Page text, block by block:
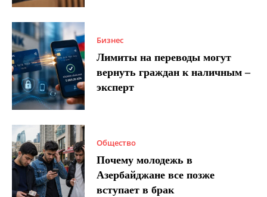
Бизнес
Лимиты на переводы могут
вернуть граждан к наличным –
эксперт
Общество
Почему молодежь в
Азербайджане все позже
вступает в брак